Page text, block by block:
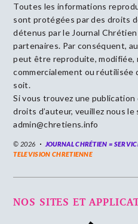
Toutes les informations
sont protégées par des droits
détenus par le Journal
partenaires. Par conséquent,
peut être reproduite,
commercialement ou réutilisée
soit.
Si vous trouvez une publication
droits d’auteur, veuillez nous le
admin@chretiens.info
© 2026 JOURNAL CHRÉTIEN =
TELEVISION CHRETIENNE
NOS SITES ET